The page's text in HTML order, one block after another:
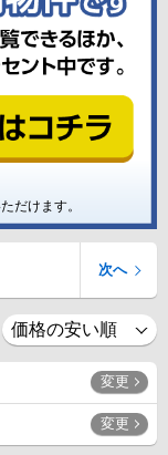
だけます。
次へ
変更
変更